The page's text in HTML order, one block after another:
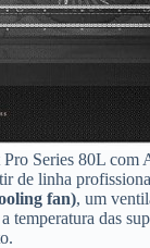
Series 80L com
de linha
fan), um
temperatura das